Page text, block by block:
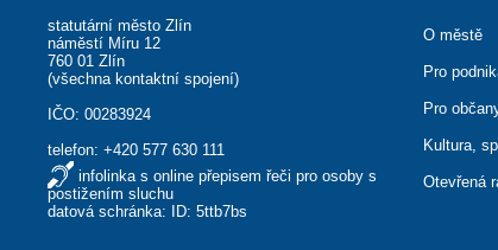
statutární město Zlín
náměstí Míru 12
760 01 Zlín
(všechna kontaktní spojení)
IČO: 00283924
telefon:+420 577 630 111
infolinka s online přepisem řeči pro osoby s
postižením sluchu
datová schránka: ID: 5ttb7bs
O městě
Pro
Pro
Kultura,
Otevřená